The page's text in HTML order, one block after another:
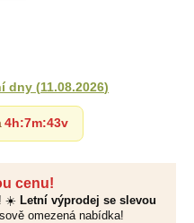
cenu!
☀️ Letní výprodej se slevou
omezená nabídka!
dny (11.08.2026)
4h:7m:42v